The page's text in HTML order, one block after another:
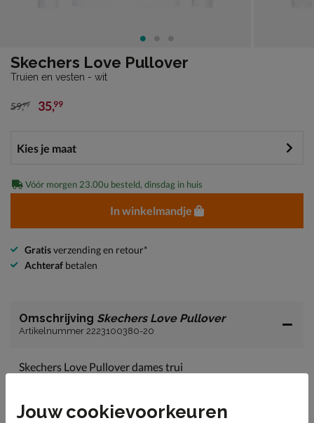
Skechers Love Pullover
Truien en vesten - wit
van € 59,99 voor € 35,99
59,99 35,99
Vóór morgen 23.00u besteld, dinsdag in huis
In winkelmandje
Gratisverzending en retour*
Achteraf betalen
Omschrijving Skechers Love Pullover
Artikelnummer 2223100380-20
Skechers Love Pullover dames trui
voorjaar en heeft een leuk patch op de borst.
Jouw cookievoorkeuren